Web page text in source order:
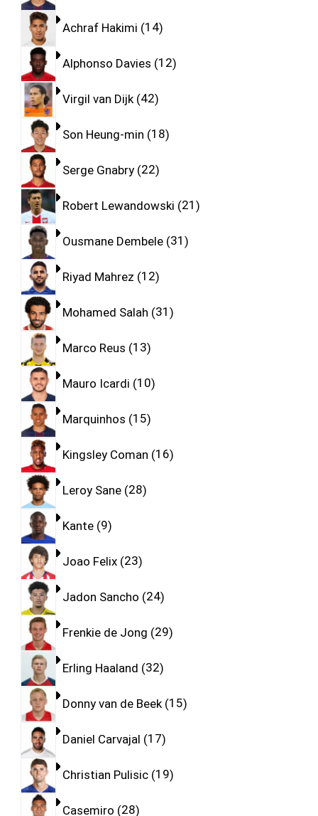
Achraf Hakimi 14
Alphonso Davies 12
Virgil van Dijk 42
Son Heung-min 18
Serge Gnabry 22
Robert Lewandowski 21
Ousmane Dembele 31
Riyad Mahrez 12
Mohamed Salah 31
Marco Reus 13
Mauro Icardi 10
Marquinhos 15
Kingsley Coman 16
Leroy Sane 28
Kante 9
Joao Felix 23
Jadon Sancho 24
Frenkie de Jong 29
Erling Haaland 32
Donny van de Beek 15
Daniel Carvajal 17
Christian Pulisic 19
Casemiro 28